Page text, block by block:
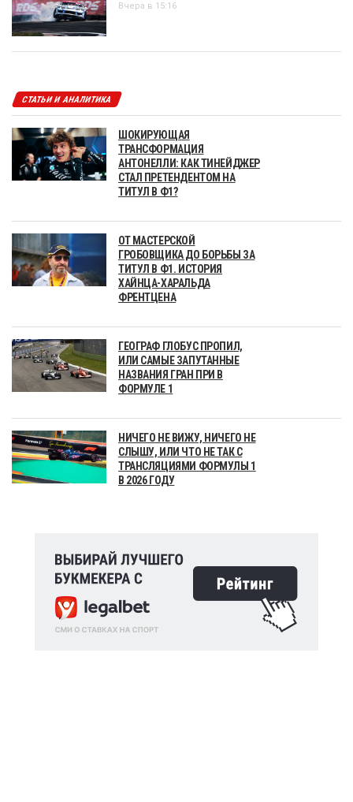
Вчера в 15:16
СТАТЬИ И АНАЛИТИКА
ШОКИРУЮЩАЯ
ТРАНСФОРМАЦИЯ
АНТОНЕЛЛИ: КАК ТИНЕЙДЖЕР
СТАЛ ПРЕТЕНДЕНТОМ НА
ТИТУЛ В Ф1?
ОТ МАСТЕРСКОЙ
ГРОБОВЩИКА ДО БОРЬБЫ ЗА
ТИТУЛ В Ф1. ИСТОРИЯ
ХАЙНЦА-ХАРАЛЬДА
ФРЕНТЦЕНА
ГЕОГРАФ ГЛОБУС ПРОПИЛ,
ИЛИ САМЫЕ ЗАПУТАННЫЕ
НАЗВАНИЯ ГРАН ПРИ В
ФОРМУЛЕ 1
НИЧЕГО НЕ ВИЖУ, НИЧЕГО НЕ
СЛЫШУ, ИЛИ ЧТО НЕ ТАК С
ТРАНСЛЯЦИЯМИ ФОРМУЛЫ 1
В 2026 ГОДУ